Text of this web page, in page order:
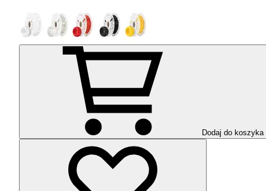
Dodaj do koszyka